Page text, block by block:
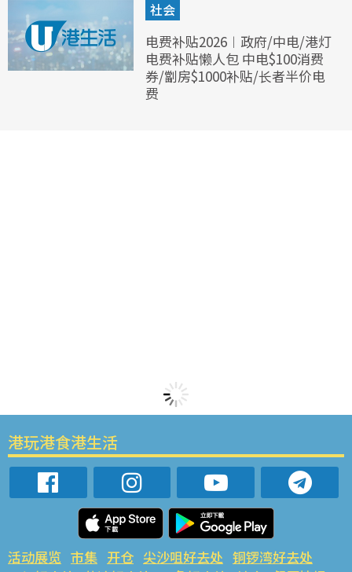
社会
电费补贴2026︱政府/中电/港灯
电费补贴懒人包 中电$100消费
券/劏房$1000补贴/长者半价电
费
港玩港食港生活
活动展览 市集 开仓 尖沙咀好去处 铜锣湾好去处